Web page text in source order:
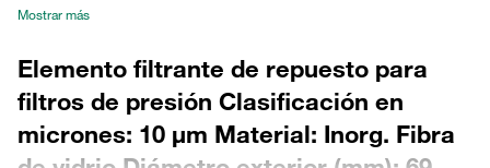
Mostrar más
Elemento filtrante de repuesto para
filtros de presión Clasificación en
micrones: 10 µm Material: Inorg. Fibra